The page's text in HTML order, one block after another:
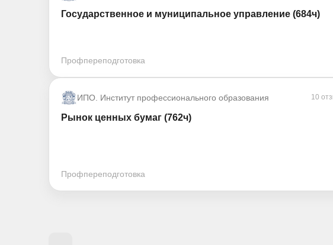
Государственное и муниципальное управление (684ч)
Профпереподготовка
ИПО. Институт профессионального образования 10
Рынок ценных бумаг (762ч)
Профпереподготовка